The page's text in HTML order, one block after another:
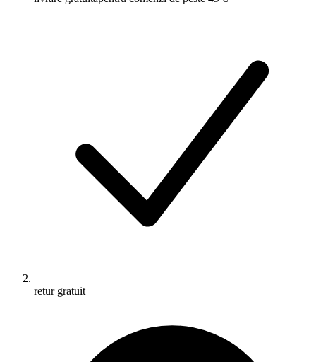
retur gratuit